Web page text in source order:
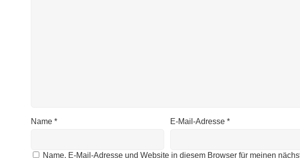
Name * E-Mail-Adresse *
Name, E-Mail-Adresse und Website in diesem Browser für meinen